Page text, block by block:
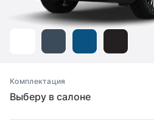
Выберу в салоне
Комплектация